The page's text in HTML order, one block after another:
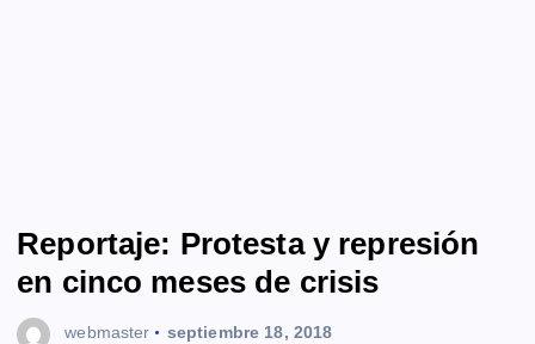
Reportaje: Protesta y represión
en cinco meses de crisis
webmaster septiembre 18, 2018